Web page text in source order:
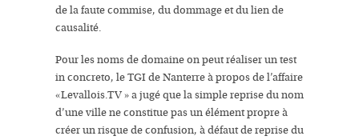
de lafautecommise, dudommageet dulien de
causalité.
Pour les noms de domaine on peut réaliser un test
in concreto, le TGI de Nanterre à propos de l’affaire
«Levallois.TV » a jugé que la simplereprise du nom
d’une ville ne constitue pas un élément propre à
créer unrisque de confusion, à défaut de reprise du